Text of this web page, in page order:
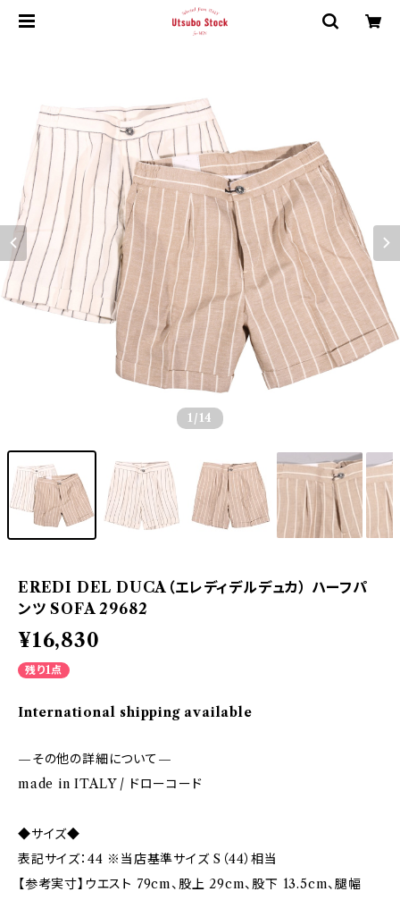
1 /14
EREDI DEL DUCA（エレディデルデュカ） ハーフパ
ンツ SOFA 29682
¥16,830
残り1点
International shipping available
—その他の詳細について—
made in ITALY / ドローコード
◆サイズ◆
表記サイズ：44 ※当店基準サイズ S（44）相当
【参考実寸】ウエスト 79cm、股上 29cm、股下 13.5cm、腿幅